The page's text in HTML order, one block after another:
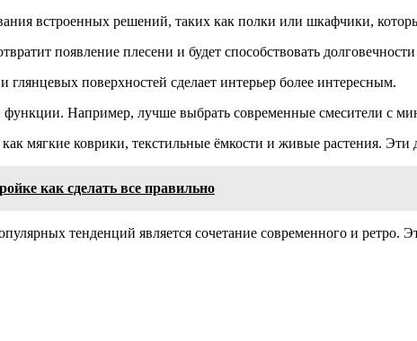
встроенных решений, таких как полки или шкафчики,
появление плесени и будет способствовать
поверхностей сделает интерьер более интересным.
функции. Например, лучше выбрать современные смесители с
мягкие коврики, текстильные ёмкости и живые растения. Эти
как сделать все правильно
тенденций является сочетание современного и ретро.